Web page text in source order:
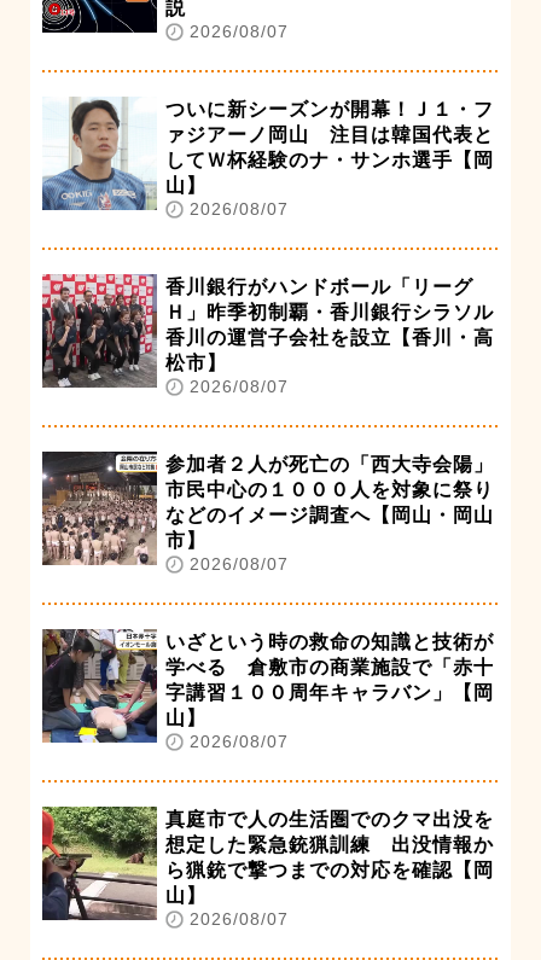
説
2026/08/07
ついに新シーズンが開幕！Ｊ１・フ
ァジアーノ岡山 注目は韓国代表と
してＷ杯経験のナ・サンホ選手【岡
山】
2026/08/07
香川銀行がハンドボール「リーグ
Ｈ」昨季初制覇・香川銀行シラソル
香川の運営子会社を設立【香川・高
松市】
2026/08/07
参加者２人が死亡の「西大寺会陽」
市民中心の１０００人を対象に祭り
などのイメージ調査へ【岡山・岡山
市】
2026/08/07
いざという時の救命の知識と技術が
学べる 倉敷市の商業施設で「赤十
字講習１００周年キャラバン」【岡
山】
2026/08/07
真庭市で人の生活圏でのクマ出没を
想定した緊急銃猟訓練 出没情報か
ら猟銃で撃つまでの対応を確認【岡
山】
2026/08/07